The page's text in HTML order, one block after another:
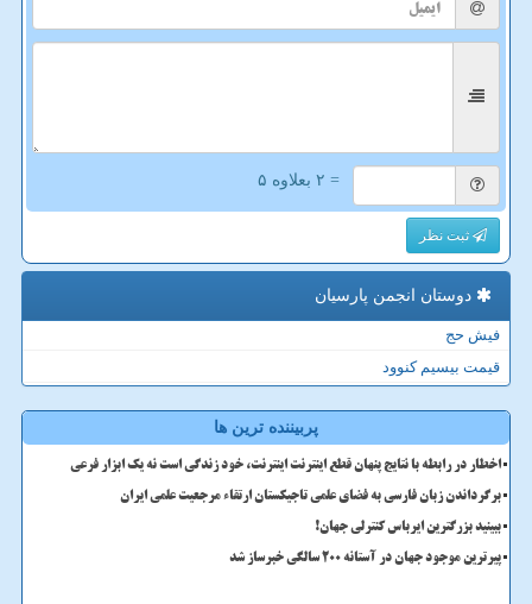
= ۲ بعلاوه ۵
ثبت نظر
دوستان انجمن پارسیان
فیش حج
قیمت بیسیم کنوود
پربیننده ترین ها
اخطار در رابطه با نتایج پنهان قطع اینترنت اینترنت، خود زندگی است نه یک ابزار فرعی
برگرداندن زبان فارسی به فضای علمی تاجیکستان ارتقاء مرجعیت علمی ایران
ببینید بزرگترین ایرباس کنترلی جهان!
پیرترین موجود جهان در آستانه ۲۰۰ سالگی خبرساز شد